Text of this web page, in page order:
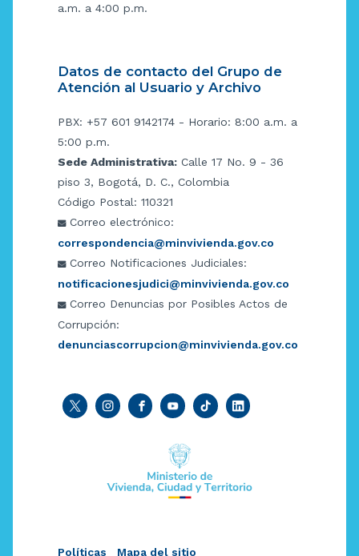
a.m. a 4:00 p.m.
Datos de contacto del Grupo de
Atención al Usuario y Archivo
PBX: +57 601 9142174 - Horario: 8:00 a.m. a
5:00 p.m.
Sede Administrativa: Calle 17 No. 9 - 36
piso 3, Bogotá, D. C., Colombia
Código Postal: 110321
Correo electrónico:
correspondencia@minvivienda.gov.co
Correo Notificaciones Judiciales:
notificacionesjudici@minvivienda.gov.co
Correo Denuncias por Posibles Actos de
Corrupción:
denunciascorrupcion@minvivienda.gov.co
Políticas Mapa del sitio